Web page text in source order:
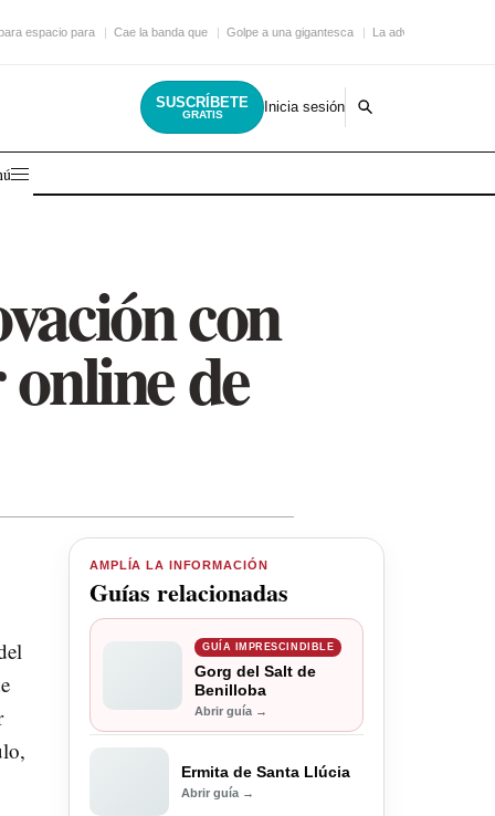
espacio para Cae la banda que Golpe a una gigantesca La advertencia para
SUSCRÍBETE
GRATIS Inicia sesión
con
de
AMPLÍA LA INFORMACIÓN
Guías relacionadas
GUÍA IMPRESCINDIBLE
Gorg del Salt de
Benilloba
Abrir guía →
Ermita de Santa Llúcia
Abrir guía →